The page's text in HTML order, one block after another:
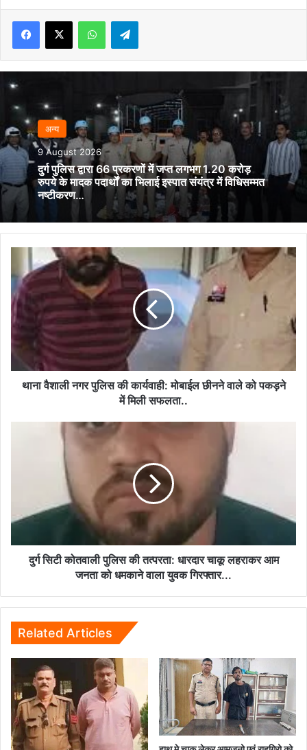
Facebook
X WhatsAppTelegram
अन्‍य
9 August 2026
दुर्ग पुलिस द्वारा 66 प्रकरणों में जप्त लगभग 1.20 करोड़
रुपये के मादक पदार्थों का भिलाई इस्पात संयंत्र में विधिसम्मत
नष्टीकरण…
वैशाली
नगर
पुलिस
की
कार्यवाही:
मोबाईल
छीनने
वाले
थाना वैशाली नगर पुलिस की कार्यवाही: मोबाईल छीनने वाले को पकड़ने
में मिली सफलता..
धारदार
लहराकर
युवक
गिरफ्तार...
दुर्ग सिटी कोतवाली पुलिस की तत्परता: धारदार चाकू लहराकर आम
जनता को धमकाने वाला युवक गिरफ्तार...
Related Articles